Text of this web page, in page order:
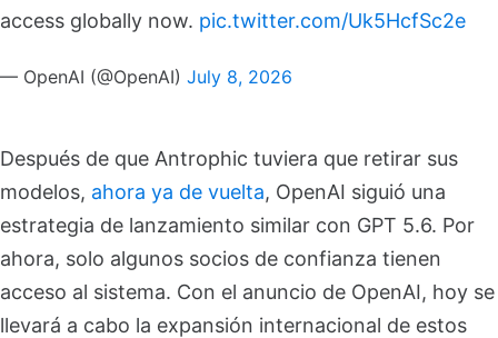
access globally now. pic.twitter.com/Uk5HcfSc2e
— OpenAI (@OpenAI) July 8, 2026
Después de que Antrophic tuviera que retirar sus
modelos, ahora ya de vuelta, OpenAI siguió una
estrategia de lanzamiento similar con GPT 5.6. Por
ahora, solo algunos socios de confianza tienen
acceso al sistema. Con el anuncio de OpenAI, hoy se
llevará a cabo la expansión internacional de estos